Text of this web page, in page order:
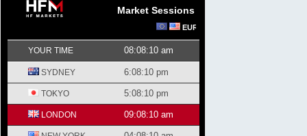
Market Sessions